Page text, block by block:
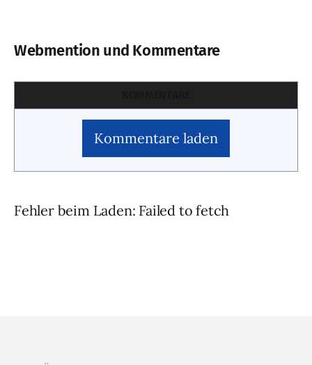
Webmention und Kommentare
Kommentare laden
Fehler beim Laden: Failed to fetch